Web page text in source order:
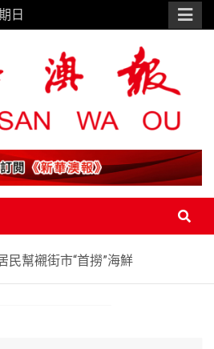
日
民幫襯街市“首撈”海鮮